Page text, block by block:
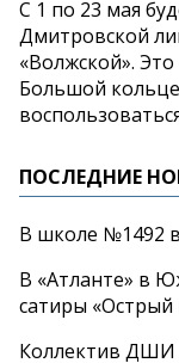
С 1 по 23 мая
Дмитровской
«Волжской».
Большой
ПОСЛЕДНИЕ
В школе №1492
В «Атланте» в
сатиры
Коллектив ДШИ